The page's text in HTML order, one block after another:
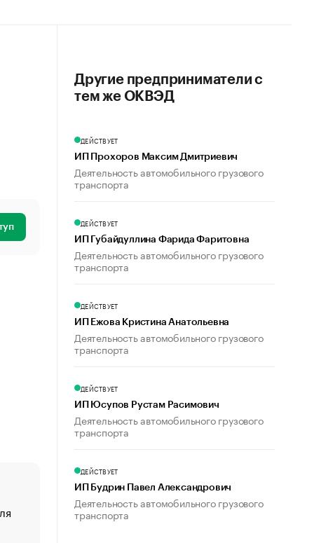
«От спорта тело стареет иначе». Как живет глава
создавшей GTA
Другие предприниматели с
тем же ОКВЭД
ДЕЙСТВУЕТ
ИП Прохоров Максим Дмитриевич
Деятельность автомобильного грузового
транспорта
ДЕЙСТВУЕТ
ИП Губайдуллина Фарида Фаритовна
Деятельность автомобильного грузового
транспорта
ДЕЙСТВУЕТ
ИП Ежова Кристина Анатольевна
Деятельность автомобильного грузового
транспорта
ДЕЙСТВУЕТ
ИП Юсупов Рустам Расимович
Деятельность автомобильного грузового
транспорта
ДЕЙСТВУЕТ
ИП Будрин Павел Александрович
Деятельность автомобильного грузового
транспорта